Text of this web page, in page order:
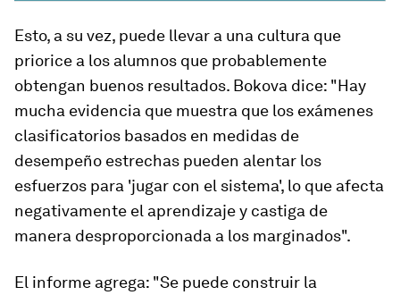
Esto, a su vez, puede llevar a una cultura que
priorice a los alumnos que probablemente
obtengan buenos resultados. Bokova dice: "Hay
mucha evidencia que muestra que los exámenes
clasificatorios basados en medidas de
desempeño estrechas pueden alentar los
esfuerzos para 'jugar con el sistema', lo que afecta
negativamente el aprendizaje y castiga de
manera desproporcionada a los marginados".
El informe agrega: "Se puede construir la